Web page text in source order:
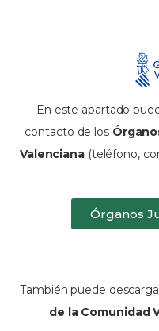
En este apartado
contacto de los
Valenciana(teléfono,
Órganos
También puede
de la Comunidad